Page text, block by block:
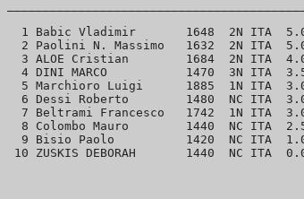
1 Babic Vladimir       1648  2N ITA
2 Paolini N. Massimo   1632  2N ITA
3 ALOE Cristian        1684  2N ITA
4 DINI MARCO           1470  3N ITA
5 Marchioro Luigi      1885  1N ITA
6 Dessi Roberto        1480  NC ITA
7 Beltrami Francesco   1742  1N ITA
8 Colombo Mauro        1440  NC ITA
9 Bisio Paolo          1420  NC ITA